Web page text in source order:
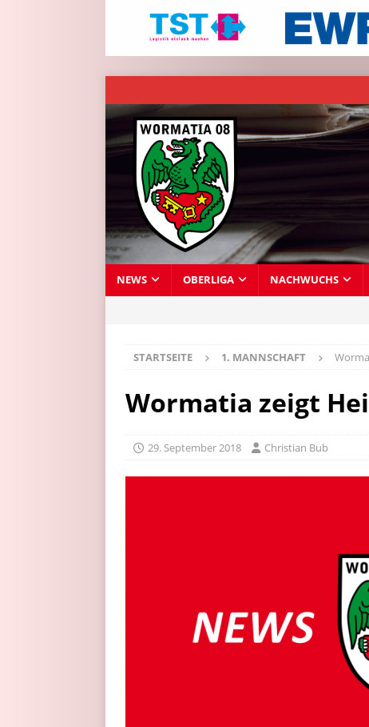
NEWS OBERLIGA NACHWUCHS
STARTSEITE 1. MANNSCHAFT
Wormatia zeigt
29. September 2018 Christian Bub